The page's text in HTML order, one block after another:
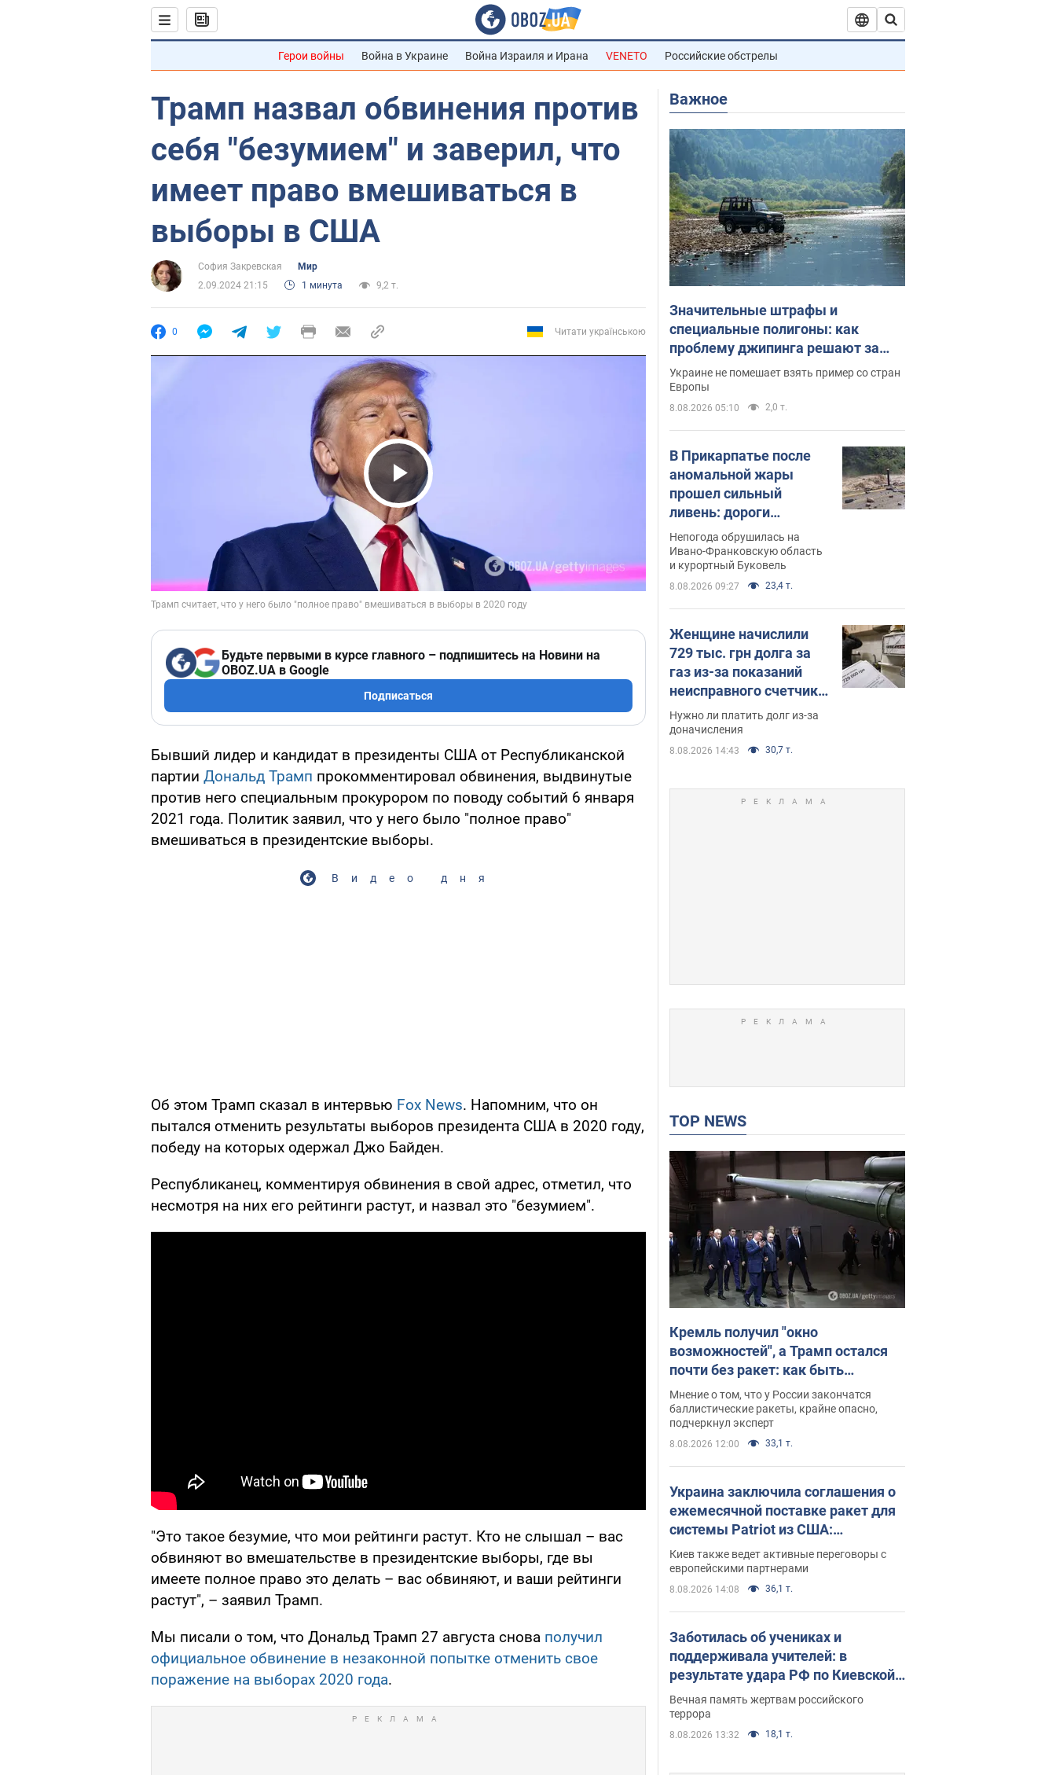
Герои войны Война в Украине Война Израиля и Ирана VENETO Российские обстрелы
Трамп назвал обвинения против
себя "безумием" и заверил, что
имеет право вмешиваться в
выборы в США
София Закревская
Мир
2.09.2024 21:15
1 минута 9,2 т.
0 Читати українською
Play Video
Будьте первыми в курсе главного – подпишитесь на Новини на
OBOZ.UA в Google
Подписаться
Бывший лидер и кандидат в президенты США от Республиканской
партии Дональд Трамп прокомментировал обвинения, выдвинутые
против него специальным прокурором по поводу событий 6 января
2021 года. Политик заявил, что у него было "полное право"
вмешиваться в президентские выборы.
Видео дня
Об этом Трамп сказал в интервью Fox News. Напомним, что он
пытался отменить результаты выборов президента США в 2020 году,
победу на которых одержал Джо Байден.
Республиканец, комментируя обвинения в свой адрес, отметил, что
несмотря на них его рейтинги растут, и назвал это "безумием".
"Это такое безумие, что мои рейтинги растут. Кто не слышал – вас
обвиняют во вмешательстве в президентские выборы, где вы
имеете полное право это делать – вас обвиняют, и ваши рейтинги
растут", – заявил Трамп.
Мы писали о том, что Дональд Трамп 27 августа снова получил
официальное обвинение в незаконной попытке отменить свое
поражение на выборах 2020 года.
Важное
Значительные штрафы и
специальные полигоны: как
проблему джипинга решают за
границей
Украине не помешает взять пример со стран
Европы
8.08.2026 05:10 2,0 т.
В Прикарпатье после
аномальной жары
прошел сильный
ливень: дороги
превратились в реки.
Видео
Непогода обрушилась на
Ивано-Франковскую область
и курортный Буковель
8.08.2026 09:27 23,4 т.
Женщине начислили
729 тыс. грн долга за
газ из-за показаний
неисправного счетчика:
судья вынес
неожиданное решение
Нужно ли платить долг из-за
доначисления
8.08.2026 14:43 30,7 т.
TOP NEWS
Кремль получил "окно
возможностей", а Трамп остался
почти без ракет: как быть
Украине? Интервью с Мельником
Мнение о том, что у России закончатся
баллистические ракеты, крайне опасно,
подчеркнул эксперт
8.08.2026 12:00 33,1 т.
Украина заключила соглашения о
ежемесячной поставке ракет для
системы Patriot из США:
Зеленский раскрыл подробности
Киев также ведет активные переговоры с
европейскими партнерами
8.08.2026 14:08 36,1 т.
Заботилась об учениках и
поддерживала учителей: в
результате удара РФ по Киевской
области погибли директор
киевского лицея, её муж и внук
Вечная память жертвам российского
террора
8.08.2026 13:32 18,1 т.